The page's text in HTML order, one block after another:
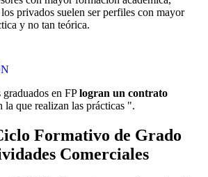
privados suelen ser perfiles con mayor
y no tan teórica.
graduados en FPlogran un contrato
la que realizan las prácticas ".
Formativo de Grado
Comerciales